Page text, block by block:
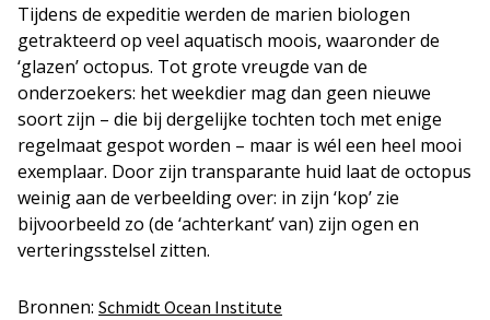
Tijdens de expeditie werden de marien biologen
getrakteerd op veel aquatisch moois, waaronder de
‘glazen’ octopus. Tot grote vreugde van de
onderzoekers: het weekdier mag dan geen nieuwe
soort zijn – die bij dergelijke tochten toch met enige
regelmaat gespot worden – maar is wél een heel mooi
exemplaar. Door zijn transparante huid laat de octopus
weinig aan de verbeelding over: in zijn ‘kop’ zie
bijvoorbeeld zo (de ‘achterkant’ van) zijn ogen en
verteringsstelsel zitten.
Bronnen: Schmidt Ocean Institute